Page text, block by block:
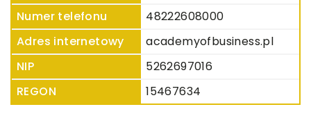
Numer telefonu
48222608000
Adres internetowy
academyofbusiness.pl
NIP
5262697016
REGON
15467634